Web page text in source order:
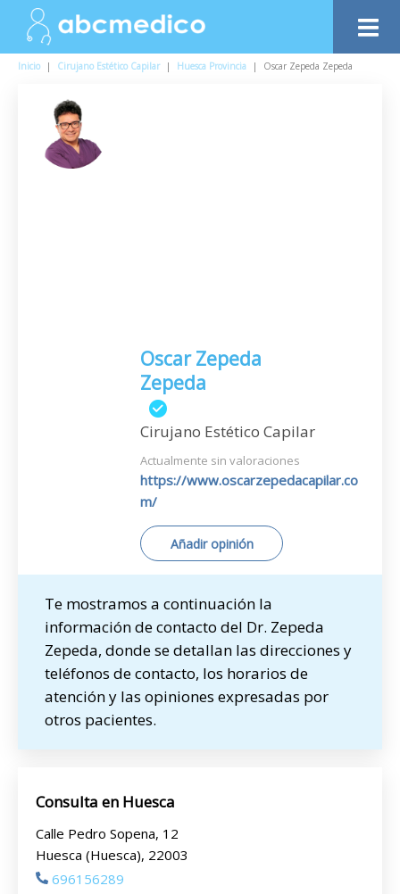
Inicio | Cirujano Estético Capilar | Huesca Provincia | Oscar Zepeda Zepeda
Oscar Zepeda
Zepeda
Cirujano Estético Capilar
Actualmente sin valoraciones
https://www.oscarzepedacapilar.co
m/
Añadir opinión
Te mostramos a continuación la
información de contacto del Dr. Zepeda
Zepeda, donde se detallan las direcciones y
teléfonos de contacto, los horarios de
atención y las opiniones expresadas por
otros pacientes.
Consulta en Huesca
Calle Pedro Sopena, 12
Huesca (Huesca), 22003
696156289